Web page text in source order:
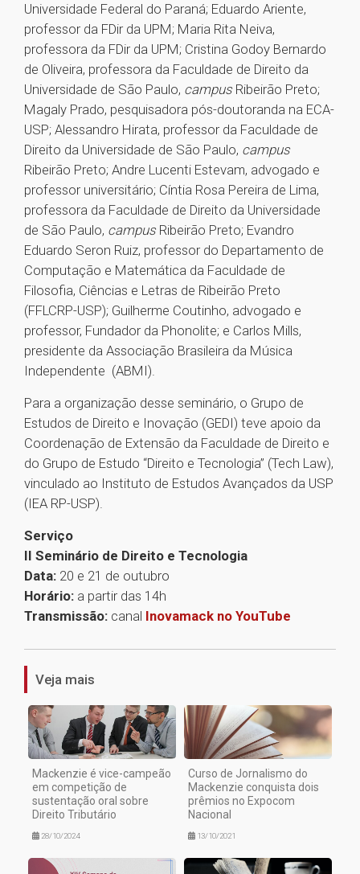
Universidade Federal do Paraná; Eduardo Ariente,
professor da FDir da UPM; Maria Rita Neiva,
professora da FDir da UPM; Cristina Godoy Bernardo
de Oliveira, professora da Faculdade de Direito da
Universidade de São Paulo, campus Ribeirão Preto;
Magaly Prado, pesquisadora pós-doutoranda na ECA-
USP; Alessandro Hirata, professor da Faculdade de
Direito da Universidade de São Paulo, campus
Ribeirão Preto; Andre Lucenti Estevam, advogado e
professor universitário; Cíntia Rosa Pereira de Lima,
professora da Faculdade de Direito da Universidade
de São Paulo, campus Ribeirão Preto; Evandro
Eduardo Seron Ruiz, professor do Departamento de
Computação e Matemática da Faculdade de
Filosofia, Ciências e Letras de Ribeirão Preto
(FFLCRP-USP); Guilherme Coutinho, advogado e
professor, Fundador da Phonolite; e Carlos Mills,
presidente da Associação Brasileira da Música
Independente (ABMI).
Para a organização desse seminário, o Grupo de
Estudos de Direito e Inovação (GEDI) teve apoio da
Coordenação de Extensão da Faculdade de Direito e
do Grupo de Estudo “Direito e Tecnologia” (Tech Law),
vinculado ao Instituto de Estudos Avançados da USP
(IEA RP-USP).
Serviço
II Seminário de Direito e Tecnologia
Data: 20 e 21 de outubro
Horário: a partir das 14h
Transmissão: canal Inovamack no YouTube
1
Veja mais
Mackenzie é vice-campeão
em competição de
sustentação oral sobre
Direito Tributário
28/10/2024
Curso de Jornalismo do
Mackenzie conquista dois
prêmios no Expocom
Nacional
13/10/2021